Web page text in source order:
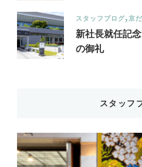
スタッフブログ 京
新社長就任記
の御礼
スタッフ